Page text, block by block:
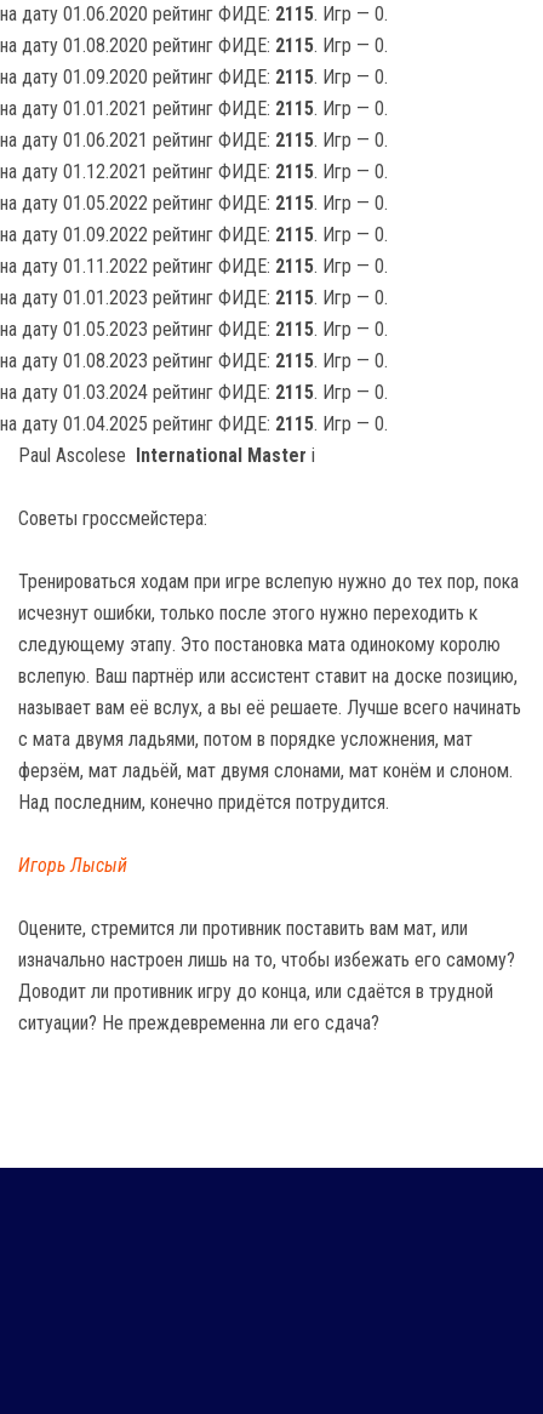
на дату 01.06.2020 рейтинг ФИДЕ: 2115. Игр — 0.
на дату 01.08.2020 рейтинг ФИДЕ: 2115. Игр — 0.
на дату 01.09.2020 рейтинг ФИДЕ: 2115. Игр — 0.
на дату 01.01.2021 рейтинг ФИДЕ: 2115. Игр — 0.
на дату 01.06.2021 рейтинг ФИДЕ: 2115. Игр — 0.
на дату 01.12.2021 рейтинг ФИДЕ: 2115. Игр — 0.
на дату 01.05.2022 рейтинг ФИДЕ: 2115. Игр — 0.
на дату 01.09.2022 рейтинг ФИДЕ: 2115. Игр — 0.
на дату 01.11.2022 рейтинг ФИДЕ: 2115. Игр — 0.
на дату 01.01.2023 рейтинг ФИДЕ: 2115. Игр — 0.
на дату 01.05.2023 рейтинг ФИДЕ: 2115. Игр — 0.
на дату 01.08.2023 рейтинг ФИДЕ: 2115. Игр — 0.
на дату 01.03.2024 рейтинг ФИДЕ: 2115. Игр — 0.
на дату 01.04.2025 рейтинг ФИДЕ: 2115. Игр — 0.
Paul Ascolese International Master i
Советы гроссмейстера:
Тренироваться ходам при игре вслепую нужно до тех пор, пока
исчезнут ошибки, только после этого нужно переходить к
следующему этапу. Это постановка мата одинокому королю
вслепую. Ваш партнёр или ассистент ставит на доске позицию,
называет вам её вслух, а вы её решаете. Лучше всего начинать
с мата двумя ладьями, потом в порядке усложнения, мат
ферзём, мат ладьёй, мат двумя слонами, мат конём и слоном.
Над последним, конечно придётся потрудится.
Игорь Лысый
Оцените, стремится ли противник поставить вам мат, или
изначально настроен лишь на то, чтобы избежать его самому?
Доводит ли противник игру до конца, или сдаётся в трудной
ситуации? Не преждевременна ли его сдача?